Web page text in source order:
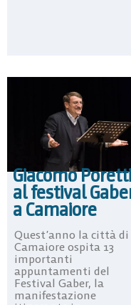
Giacomo Poretti
al festival
a Camaiore
Quest’anno la città di
Camaiore ospita 13
importanti
appuntamenti del
Festival Gaber, la
manifestazione